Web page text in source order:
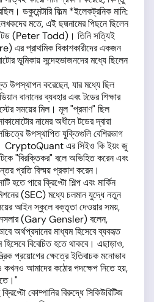
ডকুমেন্টারি ফিল্ম *ইলেকট্রনিক মানি:
মতে, এই ছদ্মনামের পিছনে ছিলেন
টড (Peter Todd)। তিনি সত্যিই
প্রাথমিক বিকাশকারীদের একজন
ভূমিকায় সন্দেহভাজনদের মধ্যে ছিলেন
উপস্থাপন করেছেন, যার মধ্যে ছিল
বানানের ব্যবহার এবং টডের শিক্ষার
সময়ের মিল। মূল "প্রমাণ" ছিল
নামের অধীনে টডের দ্বারা
উপস্থাপিত যুক্তিগুলি বেশিরভাগ
CryptoQuant এর সিইও কি ইয়ং জু
"বিরক্তিকর" বলে অভিহিত করেন এবং
প্রতি বিস্ময় প্রকাশ করেন।
হতে পারে ক্রিপ্টো শিল্প এবং মার্কিন
(SEC) মধ্যে চলমান যুদ্ধে নতুন
আইন স্কুলে বক্তৃতা দেওয়ার সময়,
(Gary Gensler) বলেন,
অর্থপ্রদানের মাধ্যম হিসেবে ব্যবহৃত
বিবেচিত হতে থাকবে। এছাড়াও,
প্রয়োগের ক্ষেত্রে ইতিবাচক মনোভাব
আমাদের কঠোর পদক্ষেপ নিতে হয়,
কোম্পানির বিরুদ্ধে সিকিউরিটিজ